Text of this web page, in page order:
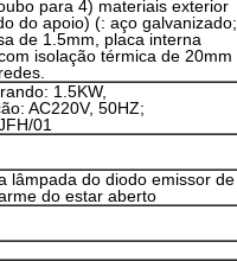
para 4) materiais exterior
do apoio) (: aço galvanizado;
de 1.5mm, placa interna
isolação térmica de 20mm
1.5KW,
AC220V, 50HZ;
01
lâmpada do diodo emissor de
do estar aberto